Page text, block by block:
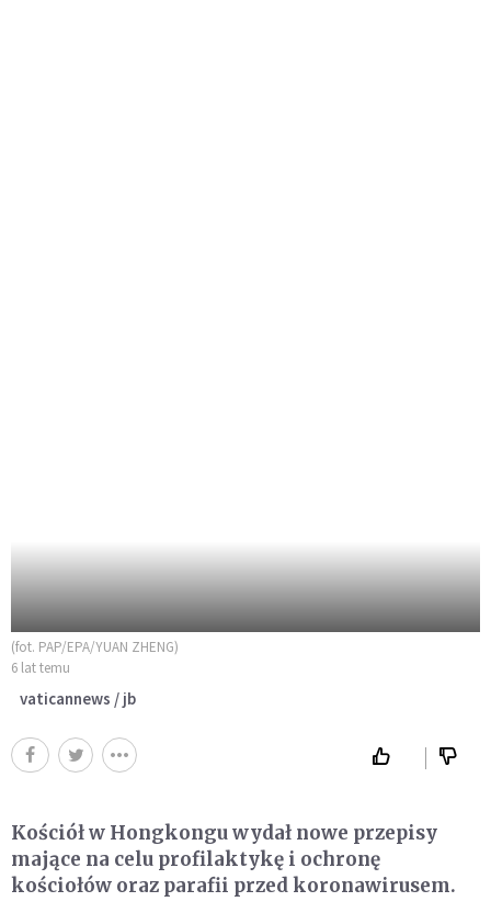
(fot. PAP/EPA/YUAN ZHENG)
6 lat temu
vaticannews / jb
Kościół w Hongkongu wydał nowe przepisy
mające na celu profilaktykę i ochronę
kościołów oraz parafii przed koronawirusem.